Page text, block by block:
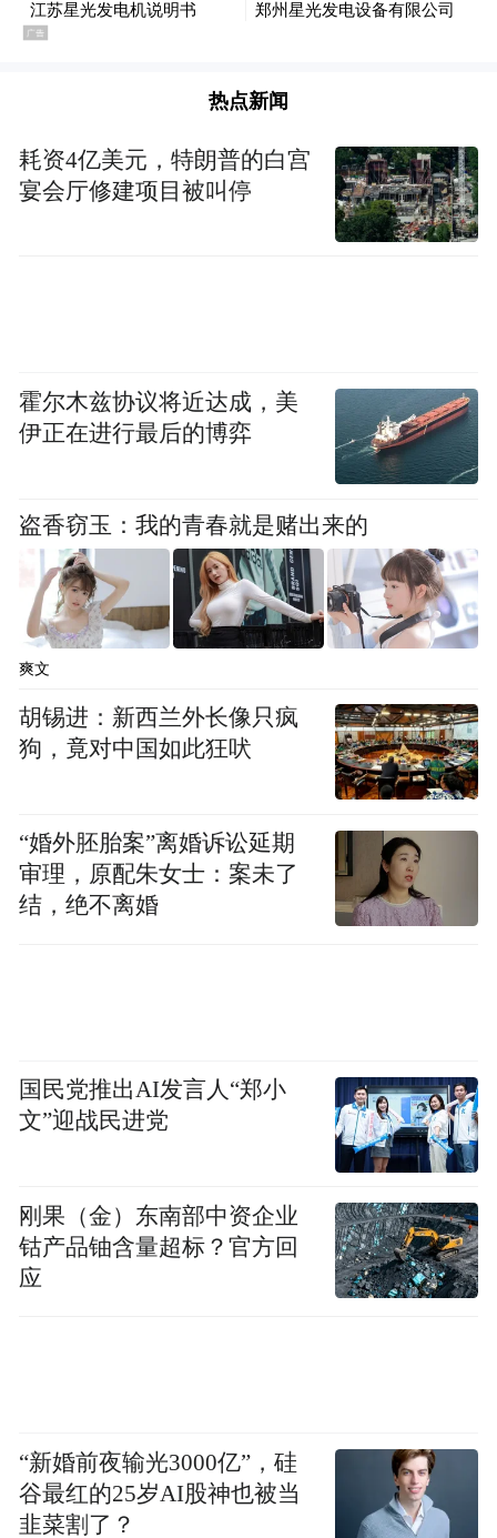
热点新闻
耗资4亿美元，特朗普的白宫
宴会厅修建项目被叫停
霍尔木兹协议将近达成，美
伊正在进行最后的博弈
盗香窃玉：我的青春就是赌出来的
爽文
胡锡进：新西兰外长像只疯
狗，竟对中国如此狂吠
“婚外胚胎案”离婚诉讼延期
审理，原配朱女士：案未了
结，绝不离婚
国民党推出AI发言人“郑小
文”迎战民进党
刚果（金）东南部中资企业
钴产品铀含量超标？官方回
应
“新婚前夜输光3000亿”，硅
谷最红的25岁AI股神也被当
韭菜割了？